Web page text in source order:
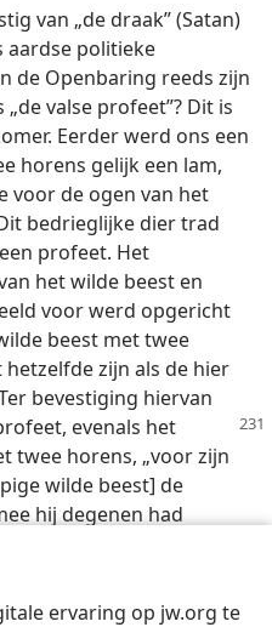
ervaring op jw.org te
van „de draak” (Satan)
aardse politieke
de Openbaring reeds zijn
valse profeet”? Dit is
Eerder werd ons een
horens gelijk een lam,
voor de ogen van het
bedrieglijke dier trad
profeet. Het
het wilde beest en
voor werd opgericht
beest met twee
zijn als de hier
bevestiging hiervan
evenals het
twee horens, „voor zijn
wilde beest] de
hij degenen had
geven aan zijn
.